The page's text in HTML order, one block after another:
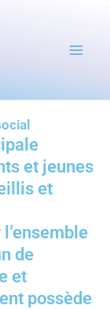
et jeunes
et
de
et
possède